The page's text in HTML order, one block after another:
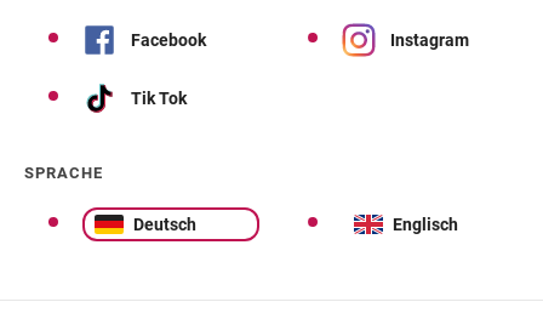
Facebook Instagram
Tik Tok
SPRACHE
Deutsch Englisch